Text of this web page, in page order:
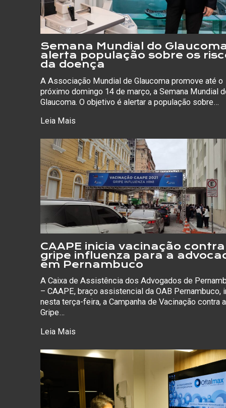
Semana Mundial do
alerta população sobre os
da doença
A Associação Mundial de Glaucoma promove até o
próximo domingo 14 de março, a Semana Mundial
Glaucoma. O objetivo é alertar a população sobre…
Leia Mais
CAAPE inicia vacinação
gripe influenza para a
em Pernambuco
A Caixa de Assistência dos Advogados de
– CAAPE, braço assistencial da OAB Pernambuco,
nesta terça-feira, a Campanha de Vacinação contra a
Gripe…
Leia Mais